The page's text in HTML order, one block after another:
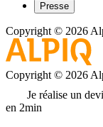
Presse
Copyright © 2026
Copyright © 2026
Je réalise un
en 2min